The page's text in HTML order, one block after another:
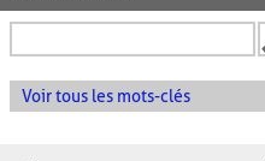
Voir tous les mots-clés